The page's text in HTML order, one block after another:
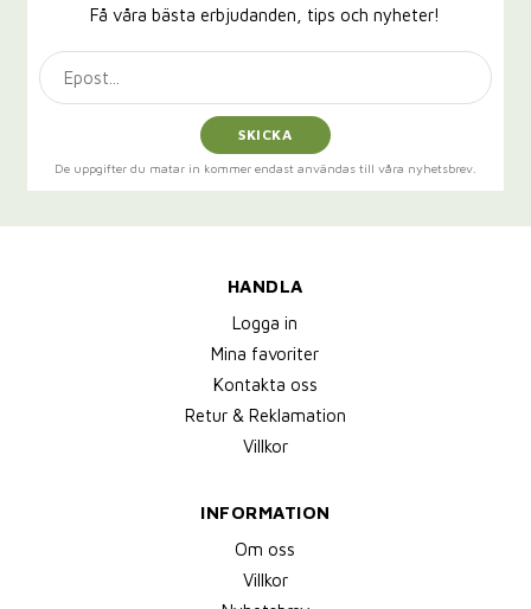
Få våra bästa erbjudanden, tips och nyheter!
SKICKA
De uppgifter du matar in kommer endast användas till våra nyhetsbrev.
HANDLA
Logga in
Mina favoriter
Kontakta oss
Retur & Reklamation
Villkor
INFORMATION
Om oss
Villkor